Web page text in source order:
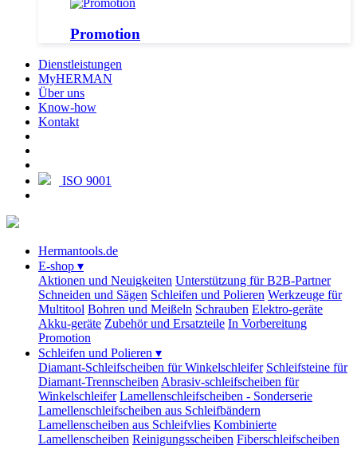
Promotion
Dienstleistungen
MyHERMAN
Über uns
Know-how
Kontakt
ISO 9001
Hermantools.de
E-shop ▾
Aktionen und Neuigkeiten Unterstützung für B2B-Partner
Schneiden und Sägen Schleifen und Polieren Werkzeuge für
Multitool Bohren und Meißeln Schrauben Elektro-geräte
Akku-geräte Zubehör und Ersatzteile In Vorbereitung
Promotion
Schleifen und Polieren ▾
Diamant-Schleifscheiben für Winkelschleifer Schleifsteine für
Diamant-Trennscheiben Abrasiv-schleifscheiben für
Winkelschleifer Lamellenschleifscheiben - Sonderserie
Lamellenschleifscheiben aus Schleifbändern
Lamellenscheiben aus Schleifvlies Kombinierte
Lamellenscheiben Reinigungsscheiben Fiberschleifscheiben